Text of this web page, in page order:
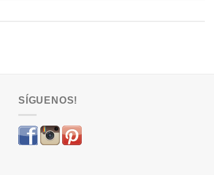
SÍGUENOS!